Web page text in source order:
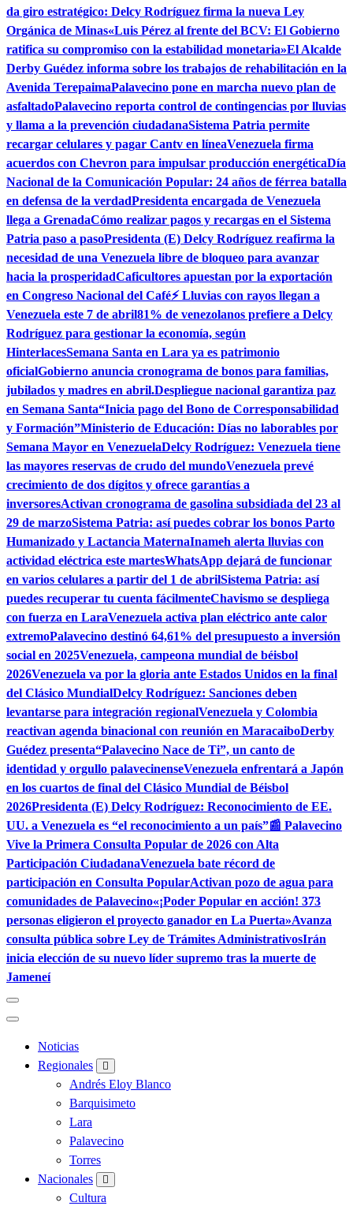
da giro estratégico: Delcy Rodríguez firma la nueva Ley
Orgánica de Minas«Luis Pérez al frente del BCV: El Gobierno
ratifica su compromiso con la estabilidad monetaria»El Alcalde
Derby Guédez informa sobre los trabajos de rehabilitación en la
Avenida TerepaimaPalavecino pone en marcha nuevo plan de
asfaltadoPalavecino reporta control de contingencias por lluvias
y llama a la prevención ciudadanaSistema Patria permite
recargar celulares y pagar Cantv en líneaVenezuela firma
acuerdos con Chevron para impulsar producción energéticaDía
Nacional de la Comunicación Popular: 24 años de férrea batalla
en defensa de la verdadPresidenta encargada de Venezuela
llega a GrenadaCómo realizar pagos y recargas en el Sistema
Patria paso a pasoPresidenta (E) Delcy Rodríguez reafirma la
necesidad de una Venezuela libre de bloqueo para avanzar
hacia la prosperidadCaficultores apuestan por la exportación
en Congreso Nacional del Café⚡ Lluvias con rayos llegan a
Venezuela este 7 de abril81% de venezolanos prefiere a Delcy
Rodríguez para gestionar la economía, según
HinterlacesSemana Santa en Lara ya es patrimonio
oficialGobierno anuncia cronograma de bonos para familias,
jubilados y madres en abril.Despliegue nacional garantiza paz
en Semana Santa“Inicia pago del Bono de Corresponsabilidad
y Formación”Ministerio de Educación: Días no laborables por
Semana Mayor en VenezuelaDelcy Rodríguez: Venezuela tiene
las mayores reservas de crudo del mundoVenezuela prevé
crecimiento de dos dígitos y ofrece garantías a
inversoresActivan cronograma de gasolina subsidiada del 23 al
29 de marzoSistema Patria: así puedes cobrar los bonos Parto
Humanizado y Lactancia MaternaInameh alerta lluvias con
actividad eléctrica este martesWhatsApp dejará de funcionar
en varios celulares a partir del 1 de abrilSistema Patria: así
puedes recuperar tu cuenta fácilmenteChavismo se despliega
con fuerza en LaraVenezuela activa plan eléctrico ante calor
extremoPalavecino destinó 64,61% del presupuesto a inversión
social en 2025Venezuela, campeona mundial de béisbol
2026Venezuela va por la gloria ante Estados Unidos en la final
del Clásico MundialDelcy Rodríguez: Sanciones deben
levantarse para integración regionalVenezuela y Colombia
reactivan agenda binacional con reunión en MaracaiboDerby
Guédez presenta“Palavecino Nace de Ti”, un canto de
identidad y orgullo palavecinenseVenezuela enfrentará a Japón
en los cuartos de final del Clásico Mundial de Béisbol
2026Presidenta (E) Delcy Rodríguez: Reconocimiento de EE.
UU. a Venezuela es “el reconocimiento a un país”📰 Palavecino
Vive la Primera Consulta Popular de 2026 con Alta
Participación CiudadanaVenezuela bate récord de
participación en Consulta PopularActivan pozo de agua para
comunidades de Palavecino«¡Poder Popular en acción! 373
personas eligieron el proyecto ganador en La Puerta»Avanza
consulta pública sobre Ley de Trámites AdministrativosIrán
inicia elección de su nuevo líder supremo tras la muerte de
Jameneí
Noticias
Regionales
Andrés Eloy Blanco
Barquisimeto
Lara
Palavecino
Torres
Nacionales
Cultura